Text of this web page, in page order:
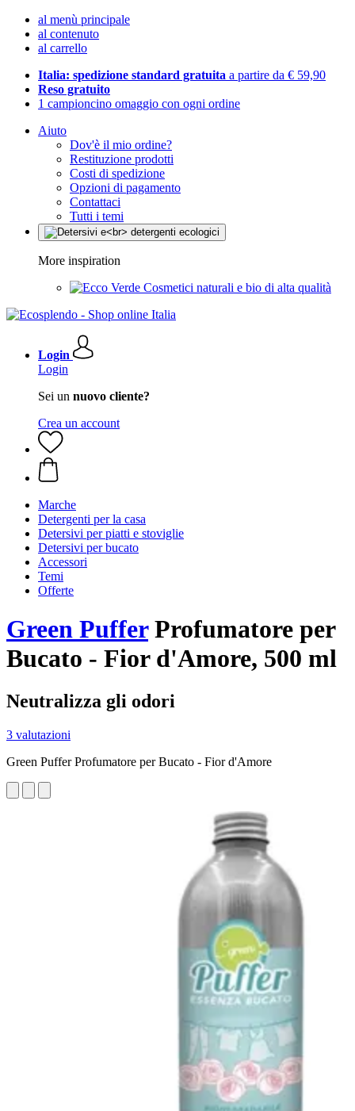
al menù principale
al contenuto
al carrello
Italia: spedizione standard gratuita a partire da € 59,90
Reso gratuito
1 campioncino omaggio con ogni ordine
Aiuto
Dov'è il mio ordine?
Restituzione prodotti
Costi di spedizione
Opzioni di pagamento
Contattaci
Tutti i temi
More inspiration
Cosmetici naturali e bio di alta qualità
Login
Login
Sei un nuovo cliente?
Crea un account
Marche
Detergenti per la casa
Detersivi per piatti e stoviglie
Detersivi per bucato
Accessori
Temi
Offerte
Green PufferProfumatore per
Bucato - Fior d'Amore, 500 ml
Neutralizza gli odori
3 valutazioni
Green Puffer Profumatore per Bucato - Fior d'Amore